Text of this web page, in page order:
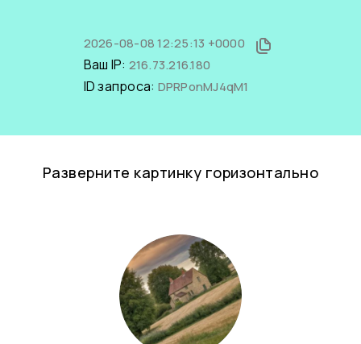
2026-08-08 12:25:13 +0000
Ваш IP: 216.73.216.180
ID запроса: DPRPonMJ4qM1
Разверните картинку горизонтально